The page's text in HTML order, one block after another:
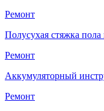
Ремонт
Полусухая стяжка
Ремонт
Аккумуляторный
Ремонт